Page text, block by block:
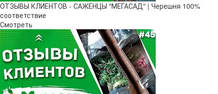
ОТЗЫВЫ КЛИЕНТОВ - САЖЕНЦЫ "МЕГАСАД" | Черешня 100%
соответствие
Смотреть